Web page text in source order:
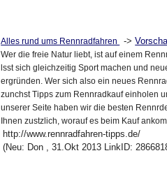
Alles rund ums Rennradfahren ->
Wer die freie Natur liebt, ist auf einem
lsst sich gleichzeitig Sport machen und
ergründen. Wer sich also ein neues
zunchst Tipps zum Rennradkauf einholen
unserer Seite haben wir die besten
Ihnen zustzlich, worauf es beim Kauf
http://www.rennradfahren-tipps.de/
(Neu: Don , 31.Okt 2013 LinkID: